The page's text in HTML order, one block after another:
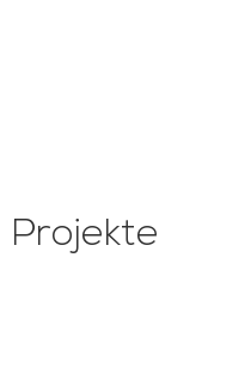
Projekte